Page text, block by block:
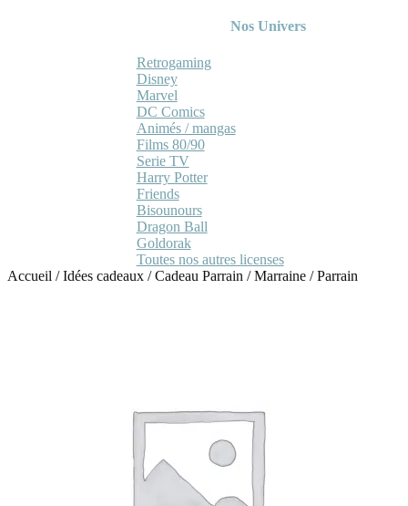
Nos Univers
Retrogaming
Disney
Marvel
DC Comics
Animés / mangas
Films 80/90
Serie TV
Harry Potter
Friends
Bisounours
Dragon Ball
Goldorak
Toutes nos autres licenses
Accueil /Idées cadeaux /Cadeau Parrain / Marraine /Parrain